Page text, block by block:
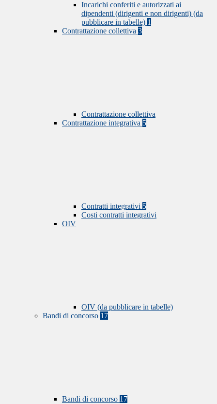
Incarichi conferiti e autorizzati ai
dipendenti (dirigenti e non dirigenti) (da
pubblicare in tabelle) 1
Contrattazione collettiva 3
Contrattazione collettiva
Contrattazione integrativa 5
Contratti integrativi 5
Costi contratti integrativi
OIV
OIV (da pubblicare in tabelle)
Bandi di concorso 17
Bandi di concorso 17